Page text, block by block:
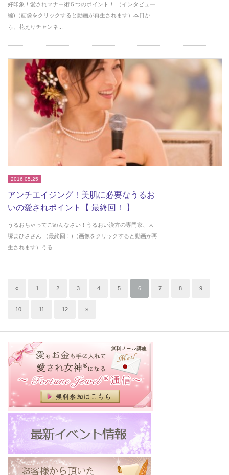
好印象！愛されマナー術５つのポイント！ （インタビュー
編)（画像をクリックすると動画が再生されます）本日か
ら、花えりチャンネ...
2016.05.25
アンチエイジング！美肌に必要なうるお
いの愛されポイント【 最終回！ 】
うるおちゃってごめんなさい！うるおい漢方の専門家、大
塚まひささん （最終回！)（画像をクリックすると動画が再
生されます）うる...
« 1 2 3 4 5 6 7 8 9
10 11 12 »